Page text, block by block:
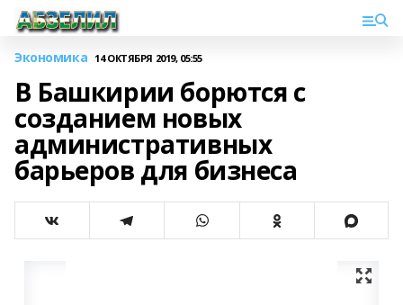
Экономика 14 ОКТЯБРЯ 2019, 05:55
В Башкирии борются с
созданием новых
административных
барьеров для бизнеса